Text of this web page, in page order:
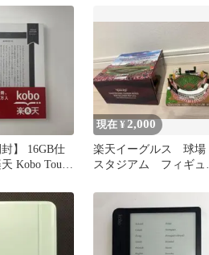
封】 16GB仕
Kobo Touch
現在 ¥ 2,000
楽天イーグルス 球
スタジアム フィギュ
宮城